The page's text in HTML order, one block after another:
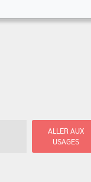
ALLER AUX
USAGES